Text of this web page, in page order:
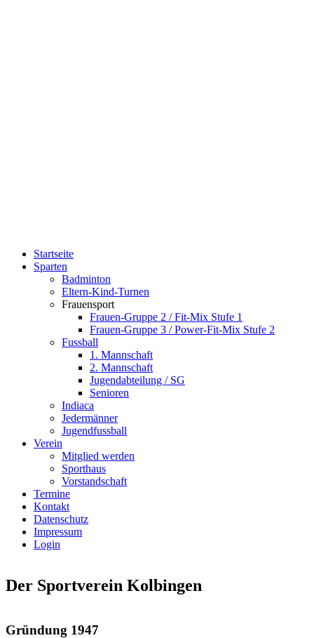
Hauptmenü
Startseite
Sparten
Badminton
Eltern-Kind-Turnen
Frauensport
Frauen-Gruppe 2 / Fit-Mix Stufe 1
Frauen-Gruppe 3 / Power-Fit-Mix Stufe 2
Fussball
1. Mannschaft
2. Mannschaft
Jugendabteilung / SG
Senioren
Indiaca
Jedermänner
Jugendfussball
Verein
Mitglied werden
Sporthaus
Vorstandschaft
Termine
Kontakt
Datenschutz
Impressum
Login
Der Sportverein Kolbingen
Gründung 1947